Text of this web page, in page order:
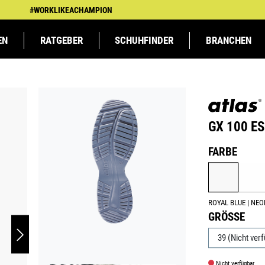
#WORKLIKEACHAMPION
RATGEBER SCHUHFINDER BRANCHEN
GX 100
FARBE
ROYAL BLUE |
GRÖSSE
AUSWÄHLEN
Nicht verfügbar